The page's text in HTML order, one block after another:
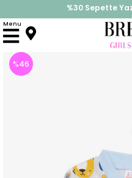
%30 Sepette
İndirimlere ek %10
Menu
Anasayfa Tulum
%46